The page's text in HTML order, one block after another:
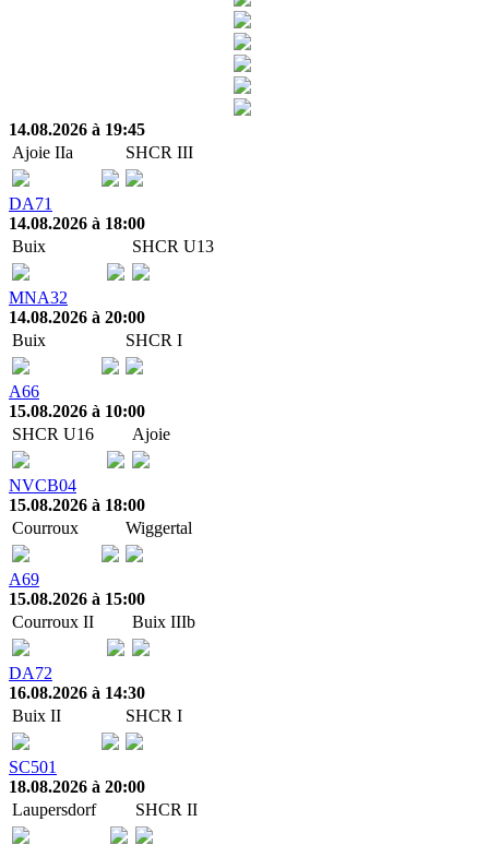
14.08.2026 à 19:45
Ajoie IIa
SHCR III
DA71
14.08.2026 à 18:00
Buix
SHCR U13
MNA32
14.08.2026 à 20:00
Buix
SHCR I
A66
15.08.2026 à 10:00
SHCR U16
Ajoie
NVCB04
15.08.2026 à 18:00
Courroux
Wiggertal
A69
15.08.2026 à 15:00
Courroux II
Buix IIIb
DA72
16.08.2026 à 14:30
Buix II
SHCR I
SC501
18.08.2026 à 20:00
Laupersdorf
SHCR II